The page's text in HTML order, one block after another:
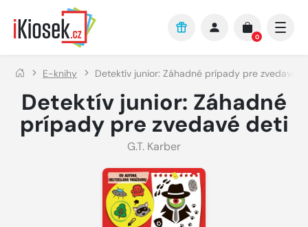
Přejít na hlavní obsah
0
E-knihy Detektív junior: Záhadné prípady pre zvedavé
Detektív junior: Záhadné
prípady pre zvedavé deti
G.T. Karber